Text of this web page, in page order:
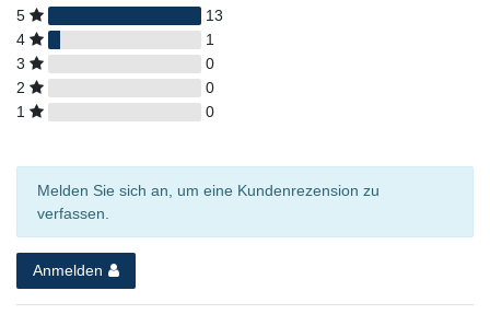
5
13
4
1
3
0
2
0
1
0
Melden Sie sich an, um eine Kundenrezension zu
verfassen.
Anmelden